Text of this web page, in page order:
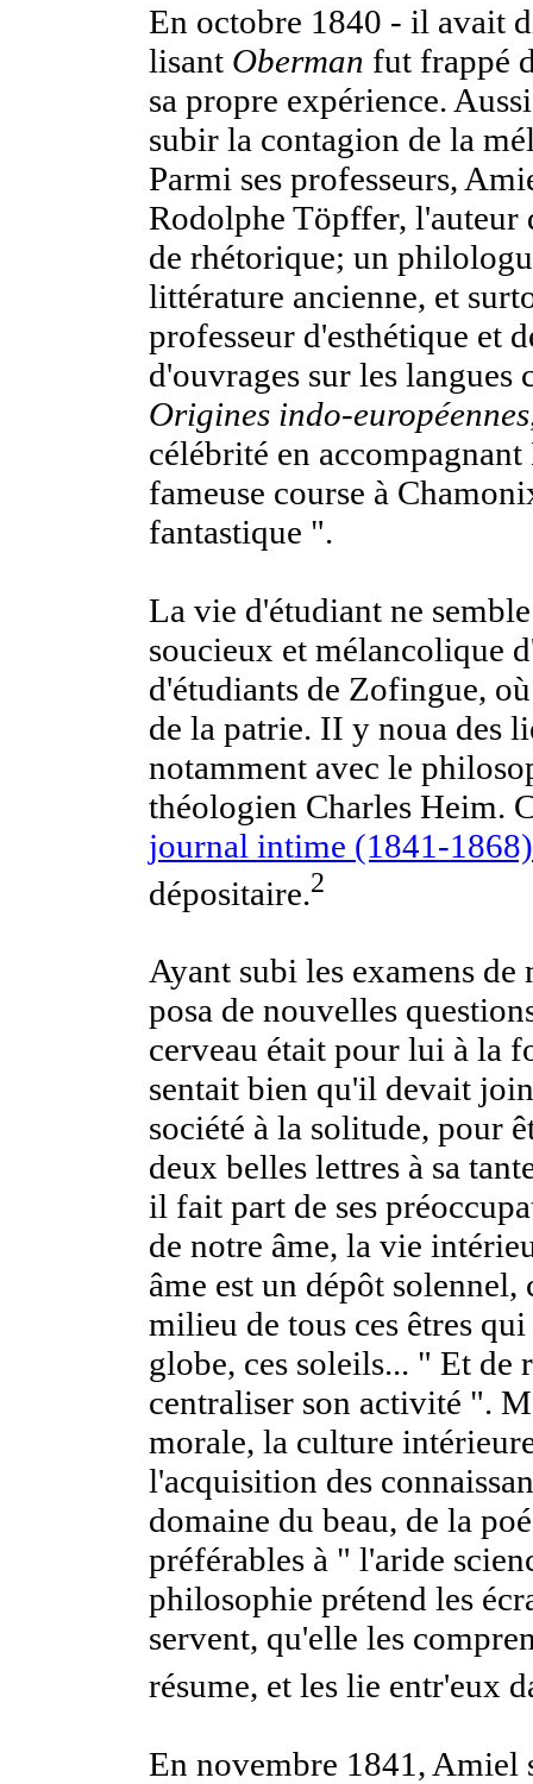
En octobre 1840 - il avait
lisant Oberman fut frappé
sa propre expérience.
subir la contagion de la
Parmi ses professeurs,
Rodolphe Töpffer, l'auteur
de rhétorique; un
littérature ancienne, et
professeur d'esthétique et
d'ouvrages sur les langues
Origines indo-européennes
célébrité en
fameuse course à
fantastique ".
La vie d'étudiant ne
soucieux et mélancolique
d'étudiants de Zofingue,
de la patrie. II y noua des
notamment avec le
théologien Charles Heim.
journal intime (1841-1868)
dépositaire.2
Ayant subi les examens
posa de nouvelles
cerveau était pour lui à la
sentait bien qu'il devait
société à la solitude, pour
deux belles lettres à sa
il fait part de ses
de notre âme, la vie
âme est un dépôt solennel,
milieu de tous ces êtres
globe, ces soleils... " Et de
centraliser son activité ".
morale, la culture
l'acquisition des
domaine du beau, de la
préférables à " l'aride
philosophie prétend les
servent, qu'elle les
résume, et les lie entr'eux
En novembre 1841, Amiel